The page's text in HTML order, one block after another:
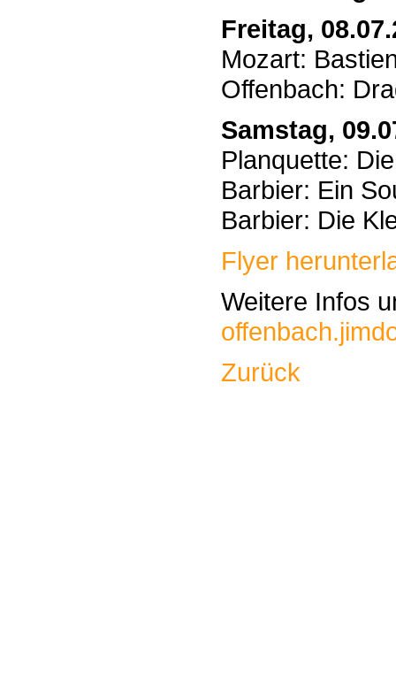
Freitag,
Mozart:
Offenbach:
Samstag,
Planquette:
Barbier: Ein
Barbier: Die
Flyer
Weitere Infos
Zurück